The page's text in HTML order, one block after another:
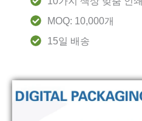
MOQ: 10,000개
15일 배송